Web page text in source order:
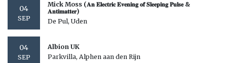
04
SEP
Mick Moss (𝐀𝐧 𝐄𝐥𝐞𝐜𝐭𝐫𝐢𝐜 𝐄𝐯𝐞𝐧𝐢𝐧𝐠 𝐨𝐟 𝐒𝐥𝐞𝐞𝐩𝐢𝐧𝐠 𝐏𝐮𝐥𝐬𝐞 &
𝐀𝐧𝐭𝐢𝐦𝐚𝐭𝐭𝐞𝐫)
De Pul, Uden
04
SEP
Albion UK
Parkvilla, Alphen aan den Rijn